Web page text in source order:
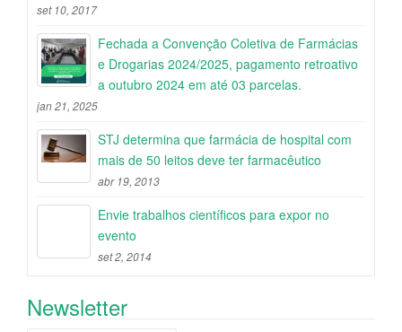
set 10, 2017
Fechada a Convenção Coletiva de Farmácias
e Drogarias 2024/2025, pagamento retroativo
a outubro 2024 em até 03 parcelas.
jan 21, 2025
STJ determina que farmácia de hospital com
mais de 50 leitos deve ter farmacêutico
abr 19, 2013
Envie trabalhos científicos para expor no
evento
set 2, 2014
Newsletter